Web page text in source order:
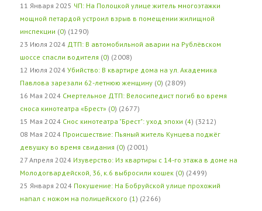
11 Января 2025 ЧП: На Полоцкой улице житель многоэтажки
мощной петардой устроил взрыв в помещении жилищной
инспекции (0) (1290)
23 Июля 2024 ДТП: В автомобильной аварии на Рублёвском
шоссе спасли водителя (0) (2008)
12 Июля 2024 Убийство: В квартире дома на ул. Академика
Павлова зарезали 62-летнюю женщину (0) (2809)
16 Мая 2024 Смертельное ДТП: Велосипедист погиб во время
сноса кинотеатра «Брест» (0) (2677)
15 Мая 2024 Снос кинотеатра "Брест": уход эпохи (4) (3212)
08 Мая 2024 Происшествие: Пьяный житель Кунцева поджёг
девушку во время свидания (0) (2001)
27 Апреля 2024 Изуверство: Из квартиры с 14-го этажа в доме на
Молодогвардейской, 36, к.6 выбросили кошек (0) (2499)
25 Января 2024 Покушение: На Бобруйской улице прохожий
напал с ножом на полицейского (1 ) (2266)